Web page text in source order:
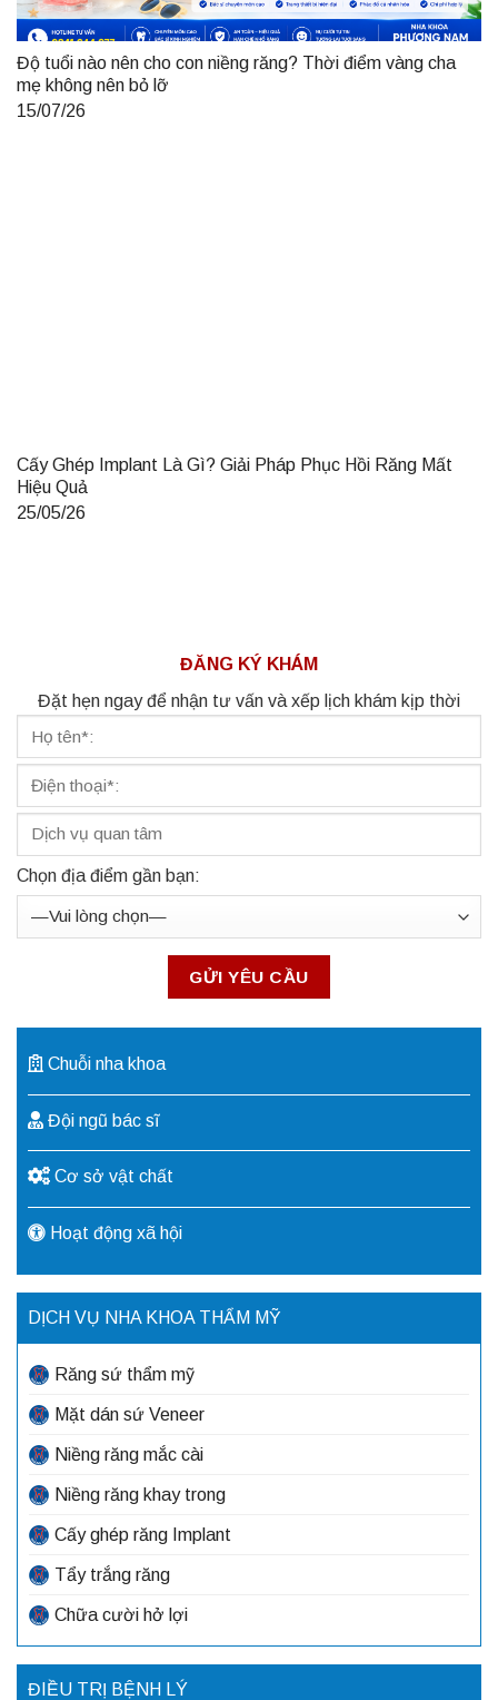
Độ tuổi nào nên cho con niềng răng? Thời điểm vàng cha
mẹ không nên bỏ lỡ
15/07/26
Cấy Ghép Implant Là Gì? Giải Pháp Phục Hồi Răng Mất
Hiệu Quả
25/05/26
ĐĂNG KÝ KHÁM
Đặt hẹn ngay để nhận tư vấn và xếp lịch khám kịp thời
Chọn địa điểm gần bạn:
Chuỗi nha khoa
Đội ngũ bác sĩ
Cơ sở vật chất
Hoạt động xã hội
DỊCH VỤ NHA KHOA THẨM MỸ
Răng sứ thẩm mỹ
Mặt dán sứ Veneer
Niềng răng mắc cài
Niềng răng khay trong
Cấy ghép răng Implant
Tẩy trắng răng
Chữa cười hở lợi
ĐIỀU TRỊ BỆNH LÝ